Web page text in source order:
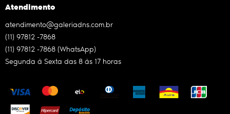
Atendimento
(11) 97812 -7868
(11) 97812 -7868 (WhatsApp)
Segunda à Sexta das 8 às 17 horas
atendimento@galeriadns.com.br